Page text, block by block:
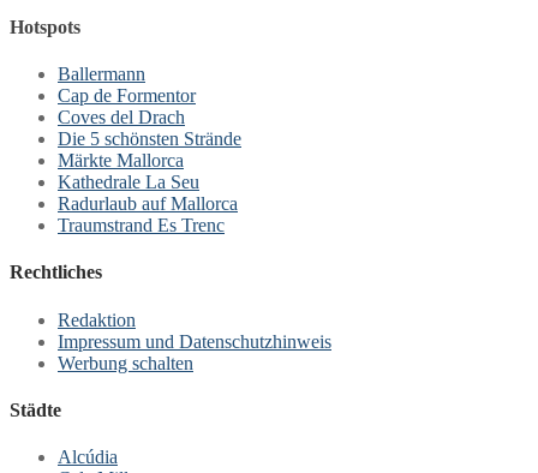
Hotspots
Ballermann
Cap de Formentor
Coves del Drach
Die 5 schönsten Strände
Märkte Mallorca
Kathedrale La Seu
Radurlaub auf Mallorca
Traumstrand Es Trenc
Rechtliches
Redaktion
Impressum und Datenschutzhinweis
Werbung schalten
Städte
Alcúdia